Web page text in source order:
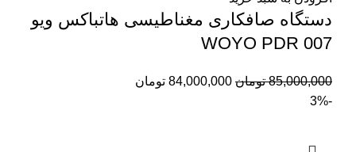
دستگاه صافکاری مغناطیسی هاتباکس ویو
WOYO PDR 007
85,000,000 تومان 84,000,000 تومان
-3%